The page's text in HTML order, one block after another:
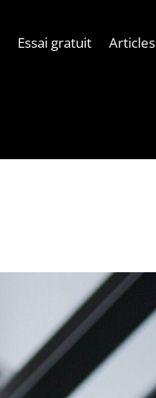
Essai gratuit Articles